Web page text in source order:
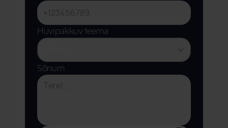
Huvipakkuv teema
Sõnum